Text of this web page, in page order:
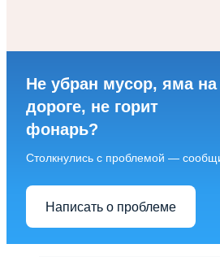
Не убран мусор, яма на
дороге, не горит
фонарь?
Столкнулись с проблемой —
Написать о проблеме